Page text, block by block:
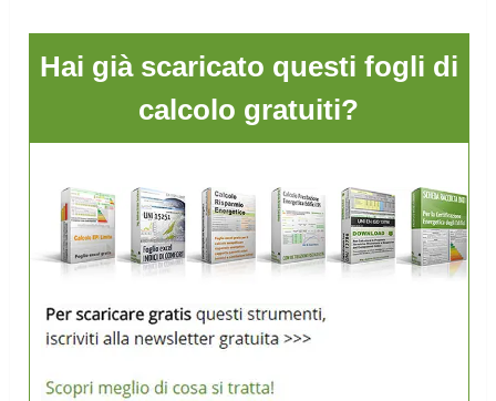
Hai già scaricato questi fogli di
calcolo gratuiti?